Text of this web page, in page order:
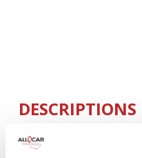
DESCRIPTIONS